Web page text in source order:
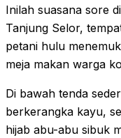
Inilah suasana sore
Tanjung Selor,
petani hulu
meja makan warga
Di bawah tenda
berkerangka kayu,
hijab abu-abu sibuk